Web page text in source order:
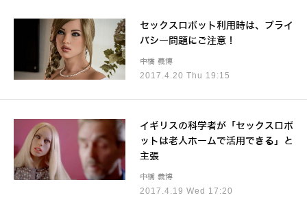
2017.4.20 Thu 19:15
セックスロボット利用時は、プライ
バシー問題にご注意！
中橋 義博
2017.4.19 Wed 17:20
イギリスの科学者が「セックスロボ
ットは老人ホームで活用できる」と
主張
中橋 義博